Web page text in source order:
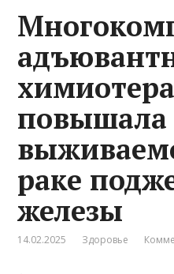
повышала
раке
железы
14.02.2025 Здоровье